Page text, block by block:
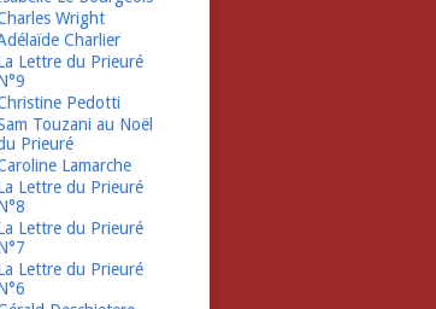
Wright
Charlier
Lettre du Prieuré
Pedotti
Touzani au Noël
Prieuré
Lamarche
Lettre du Prieuré
Lettre du Prieuré
Lettre du Prieuré